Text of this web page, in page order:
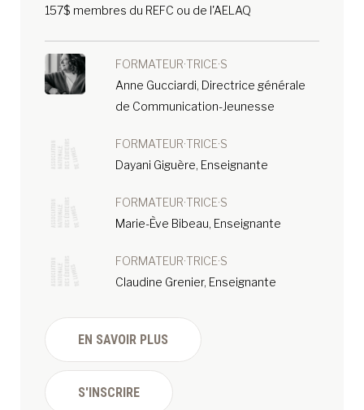
157$ membres du REFC ou de l'AELAQ
FORMATEUR·TRICE·S
Anne Gucciardi, Directrice générale
de Communication-Jeunesse
FORMATEUR·TRICE·S
Dayani Giguère, Enseignante
FORMATEUR·TRICE·S
Marie-Ève Bibeau, Enseignante
FORMATEUR·TRICE·S
Claudine Grenier, Enseignante
EN SAVOIR PLUS
S'INSCRIRE